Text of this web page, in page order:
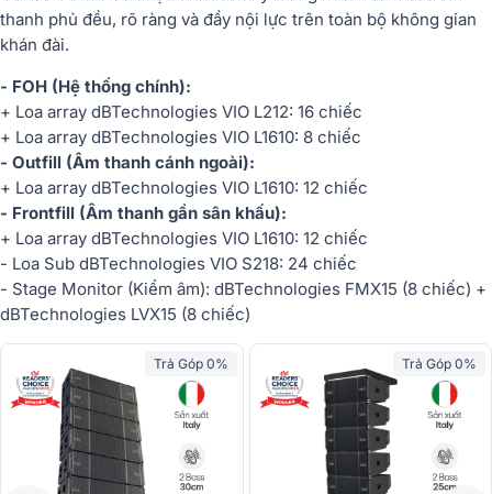
thanh phủ đều, rõ ràng và đầy nội lực trên toàn bộ không gian
khán đài.
- FOH (Hệ thống chính):
+ Loa array dBTechnologies VIO L212: 16 chiếc
+ Loa array dBTechnologies VIO L1610: 8 chiếc
- Outfill (Âm thanh cánh ngoài):
+ Loa array dBTechnologies VIO L1610: 12 chiếc
- Frontfill (Âm thanh gần sân khấu):
+ Loa array dBTechnologies VIO L1610: 12 chiếc
- Loa Sub dBTechnologies VIO S218: 24 chiếc
- Stage Monitor (Kiểm âm): dBTechnologies FMX15 (8 chiếc) +
dBTechnologies LVX15 (8 chiếc)
Trả Góp 0% Trả Góp 0%